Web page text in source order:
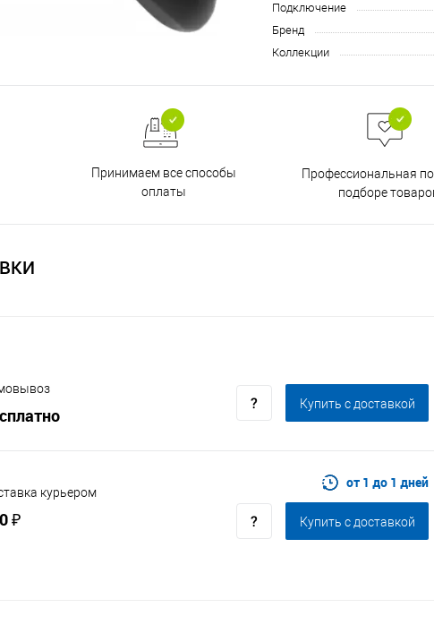
Подключение
Бренд
Коллекции
Принимаем все способы
оплаты
Профессиональная
подборе
Купить c доставкой
курьером
₽
от 1 до 1 дней
Купить c доставкой